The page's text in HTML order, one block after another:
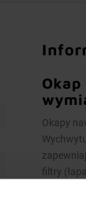
Okapy
filtry